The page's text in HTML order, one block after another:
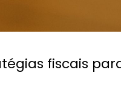
fiscais